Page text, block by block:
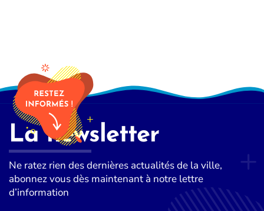
La newsletter
Ne ratez rien des dernières actualités de la ville,
abonnez vous dès maintenant à notre lettre
d’information